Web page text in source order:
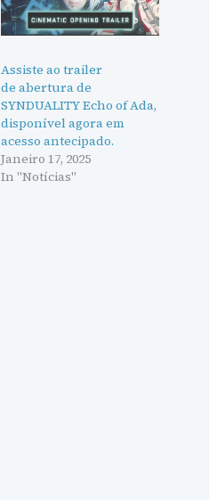
Assiste ao trailer
de abertura de
SYNDUALITY Echo of Ada,
disponível agora em
acesso antecipado.
Janeiro 17, 2025
In "Notícias"